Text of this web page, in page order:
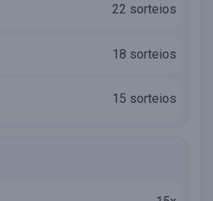
22 sorteios
18 sorteios
15 sorteios